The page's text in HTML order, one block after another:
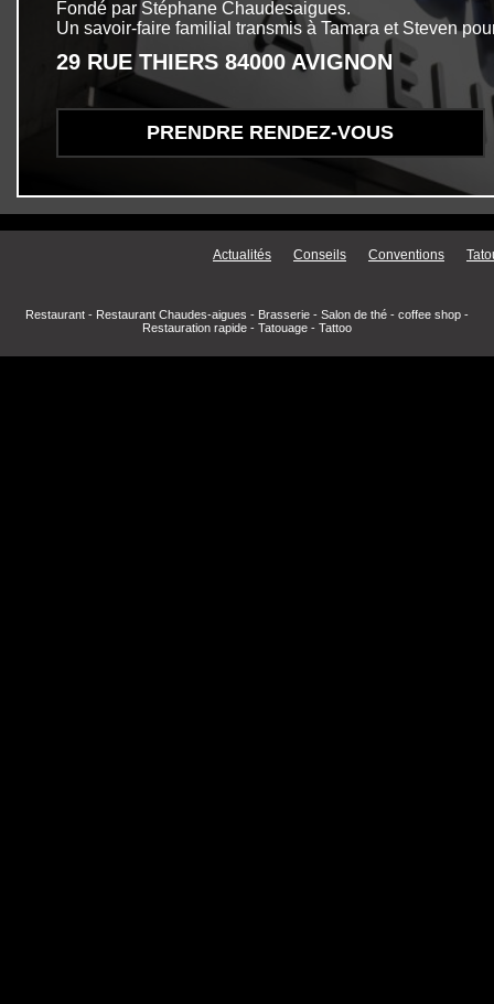
Fondé par Stéphane Chaudesaigues.
Un savoir-faire familial transmis à Tamara et Steven
29 RUE THIERS 84000 AVIGNON
PRENDRE RENDEZ-VOUS
Menu secondaire
Actualités Conseils Conventions
Restaurant - Restaurant Chaudes-aigues - Brasserie - Salon de thé - coffee shop -
Restauration rapide - Tatouage - Tattoo